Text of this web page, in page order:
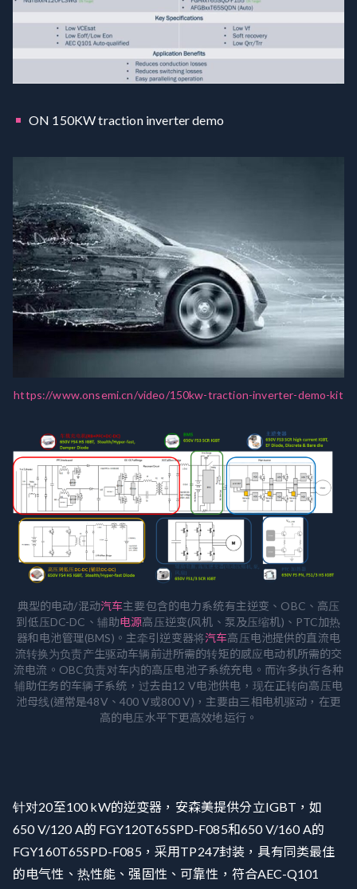
ON 150KW traction inverter demo
https://www.onsemi.cn/video/150kw-traction-inverter-demo-kit
典型的电动/混动汽车主要包含的电力系统有主逆变、OBC、高压
到低压DC-DC、辅助电源高压逆变(风机、泵及压缩机)、PTC加热
器和电池管理(BMS)。主牵引逆变器将汽车高压电池提供的直流电
流转换为负责产生驱动车辆前进所需的转矩的感应电动机所需的交
流电流。OBC负责对车内的高压电池子系统充电。而许多执行各种
辅助任务的车辆子系统，过去由12 V电池供电，现在正转向高压电
池母线(通常是48V、400 V或800 V)，主要由三相电机驱动，在更
高的电压水平下更高效地运行。
针对20至100 kW的逆变器，安森美提供分立IGBT，如
650 V/120 A的 FGY120T65SPD-F085和650 V/160 A的
FGY160T65SPD-F085，采用TP247封装，具有同类最佳
的电气性、热性能、强固性、可靠性，符合AEC-Q101